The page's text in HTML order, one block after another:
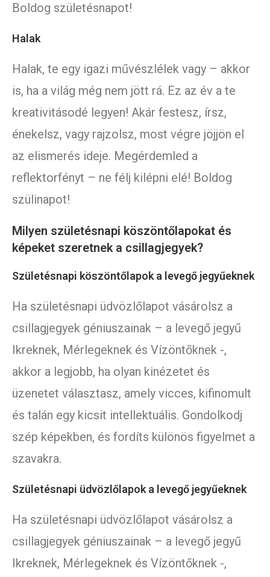
Boldog születésnapot!
Halak
Halak, te egy igazi művészlélek vagy – akkor
is, ha a világ még nem jött rá. Ez az év a te
kreativitásodé legyen! Akár festesz, írsz,
énekelsz, vagy rajzolsz, most végre jöjjön el
az elismerés ideje. Megérdemled a
reflektorfényt – ne félj kilépni elé! Boldog
szülinapot!
Milyen születésnapi köszöntőlapokat és
képeket szeretnek a csillagjegyek?
Születésnapi köszöntőlapok a levegő jegyűeknek
Ha születésnapi üdvözlőlapot vásárolsz a
csillagjegyek géniuszainak – a levegő jegyű
Ikreknek, Mérlegeknek és Vízöntőknek -,
akkor a legjobb, ha olyan kinézetet és
üzenetet választasz, amely vicces, kifinomult
és talán egy kicsit intellektuális. Gondolkodj
szép képekben, és fordíts különös figyelmet a
szavakra.
Születésnapi üdvözlőlapok a levegő jegyűeknek
Ha születésnapi üdvözlőlapot vásárolsz a
csillagjegyek géniuszainak – a levegő jegyű
Ikreknek, Mérlegeknek és Vízöntőknek -,